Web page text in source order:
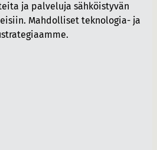
ja palveluja sähköistyvän
Mahdolliset teknologia- ja